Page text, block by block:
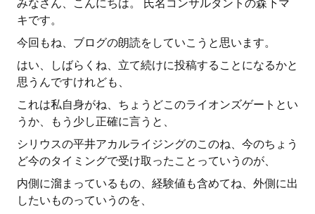
みなさん、こんにちは。 氏名コンサルタントの森下マ
キです。
今回もね、ブログの朗読をしていこうと思います。
はい、しばらくね、立て続けに投稿することになるかと
思うんですけれども、
これは私自身がね、ちょうどこのライオンズゲートとい
うか、もう少し正確に言うと、
シリウスの平井アカルライジングのこのね、今のちょう
ど今のタイミングで受け取ったことっていうのが、
内側に溜まっているもの、経験値も含めてね、外側に出
したいものっていうのを、